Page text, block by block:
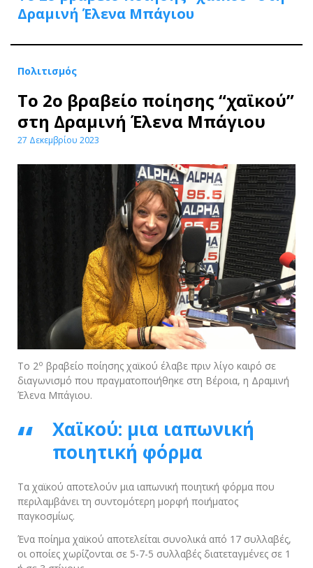
Δραμινή Έλενα Μπάγιου
Πολιτισμός
Το 2ο βραβείο ποίησης “χαϊκού”
στη Δραμινή Έλενα Μπάγιου
27 Δεκεμβρίου 2023
Το 2ο βραβείο ποίησης χαϊκού έλαβε πριν λίγο καιρό σε
διαγωνισμό που πραγματοποιήθηκε στη Βέροια, η Δραμινή
Έλενα Μπάγιου.
Χαϊκού: μια ιαπωνική
ποιητική φόρμα
Τα χαϊκού αποτελούν μια ιαπωνική ποιητική φόρμα που
περιλαμβάνει τη συντομότερη μορφή ποιήματος
παγκοσμίως.
Ένα ποίημα χαϊκού αποτελείται συνολικά από 17 συλλαβές,
οι οποίες χωρίζονται σε 5-7-5 συλλαβές διατεταγμένες σε 1